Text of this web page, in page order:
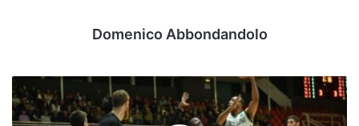
Domenico Abbondandolo
Avellino
Basket,
testa